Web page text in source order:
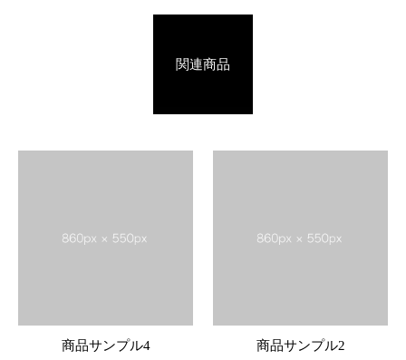
関連商品
商品サンプル4 商品サンプル2